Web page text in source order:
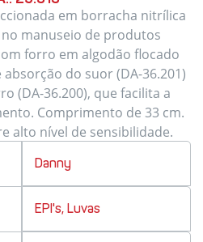
em borracha nitrílica
manuseio de produtos
forro em algodão flocado
do suor (DA-36.201)
(DA-36.200), que facilita a
Comprimento de 33 cm.
alto nível de sensibilidade.
Danny
EPI's, Luvas